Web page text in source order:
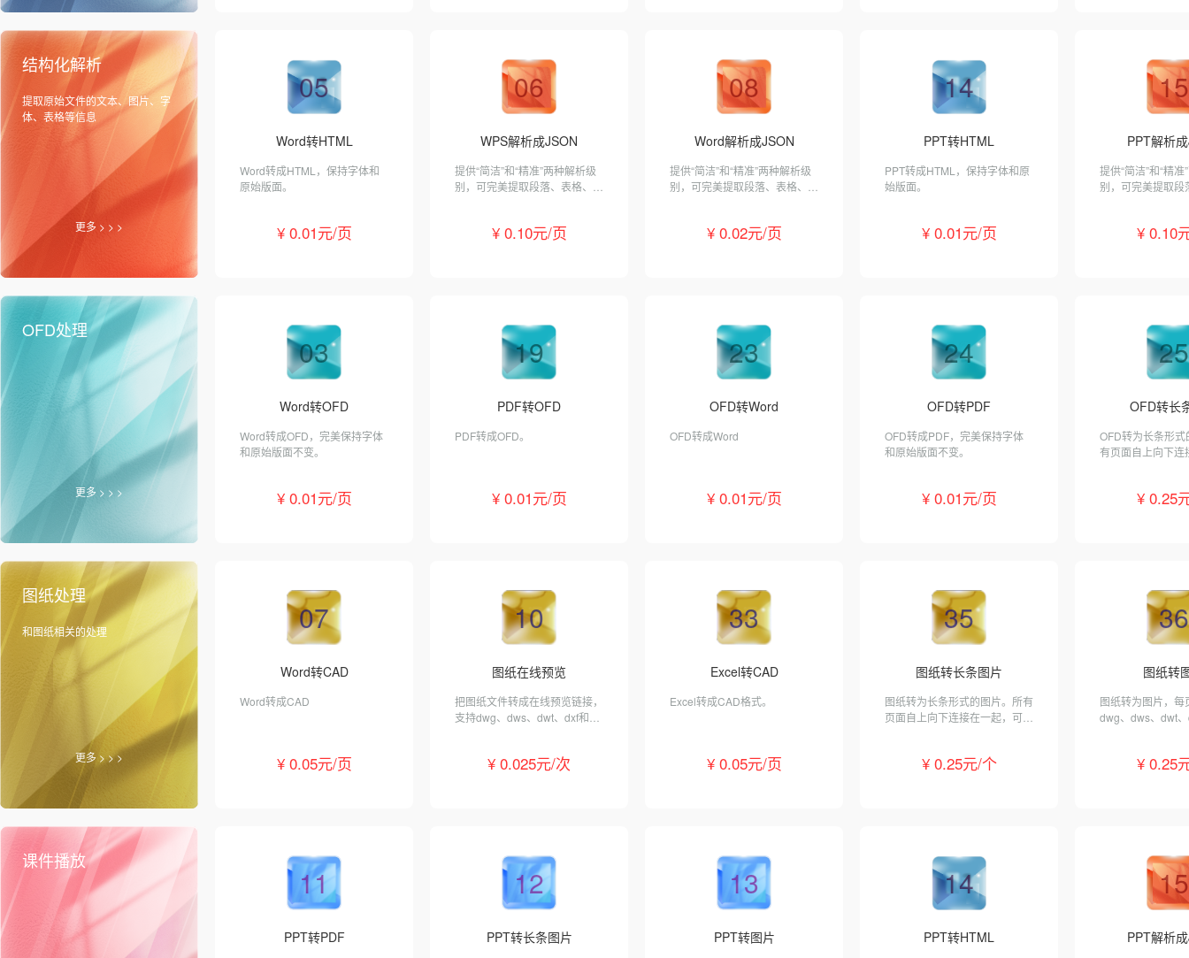
结构化解析
提取原始文件的文本、图片、字
体、表格等信息
更多 > > >
05
Word转HTML
Word转成HTML，保持字体和
原始版面。
¥ 0.01元/页
06
WPS解析成JSON
提供“简洁”和“精准”两种解析级
别，可完美提取段落、表格、图
¥ 0.10元/页
08
Word解析成JSON
提供“简洁”和“精准”两种解析级
别，可完美提取段落、表格、图
¥ 0.02元/页
14
PPT转HTML
PPT转成HTML，保持字体和原
始版面。
¥ 0.01元/页
15
PPT解析
提供“简洁”和“精
别，可完美提取段
¥ 0.10
OFD处理
更多 > > >
03
Word转OFD
Word转成OFD，完美保持字体
和原始版面不变。
¥ 0.01元/页
19
PDF转OFD
PDF转成OFD。
¥ 0.01元/页
23
OFD转Word
OFD转成Word
¥ 0.01元/页
24
OFD转PDF
OFD转成PDF，完美保持字体
和原始版面不变。
¥ 0.01元/页
25
OFD转长
OFD转为长条形
有页面自上向下连
¥ 0.25
图纸处理
和图纸相关的处理
更多 > > >
07
Word转CAD
Word转成CAD
¥ 0.05元/页
10
图纸在线预览
把图纸文件转成在线预览链接，
支持dwg、dws、dwt、dxf和
¥ 0.025元/次
33
Excel转CAD
Excel转成CAD格式。
¥ 0.05元/页
35
图纸转长条图片
图纸转为长条形式的图片。所有
页面自上向下连接在一起，可智
¥ 0.25元/个
36
图纸转
图纸转为图片，每
dwg、dws、dwt
¥ 0.25
课件播放
11
PPT转PDF
12
PPT转长条图片
13
PPT转图片
14
PPT转HTML
15
PPT解析